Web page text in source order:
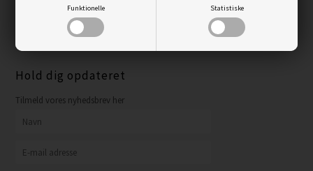
Funktionelle Statistiske
info@duckdri.dk
Tlf. +45 31698983
Hold dig opdateret
Tilmeld vores nyhedsbrev her